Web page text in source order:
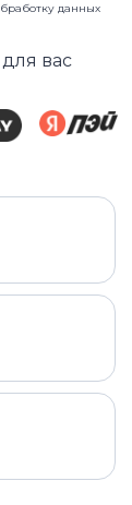
данных
вас